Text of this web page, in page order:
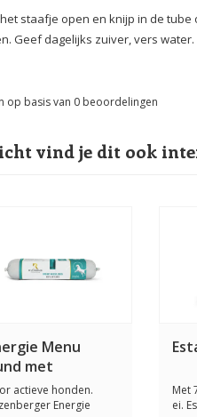
staafje open en knijp in de
Geef dagelijks zuiver, vers water.
op basis van 0 beoordelingen
vind je dit ook
Menu
met
2 x 400
actieve honden.
Energie
Met
ei.